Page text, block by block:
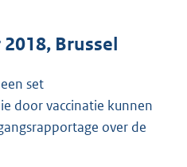
Brussel
set
door vaccinatie kunnen
over de